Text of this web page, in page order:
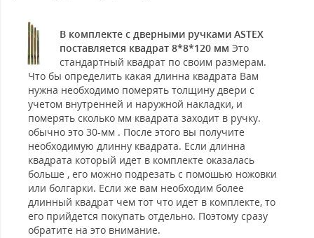
В комплекте с дверными ручками ASTEX
поставляется квадрат 8*8*120 мм Это
стандартный квадрат по своим размерам.
Что бы определить какая длинна квадрата Вам
нужна необходимо померять толщину двери с
учетом внутренней и наружной накладки, и
померять сколько мм квадрата заходит в ручку.
обычно это 30-мм . После этого вы получите
необходимую длинну квадрата. Если длинна
квадрата который идет в комплекте оказалась
больше , его можно подрезать с помошью ножовки
или болгарки. Если же вам необходим более
длинный квадрат чем тот что идет в комплекте, то
его прийдется покупать отдельно. Поэтому сразу
обратите на это внимание.